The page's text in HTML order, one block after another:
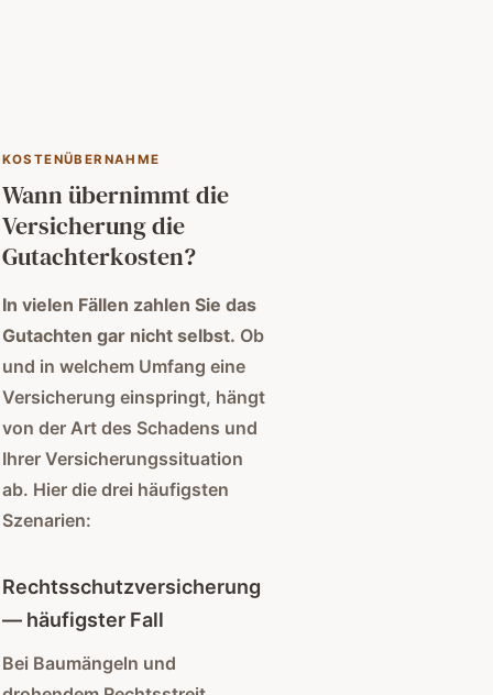
KOSTENÜBERNAHME
Wann übernimmt die
Versicherung die
Gutachterkosten?
In vielen Fällen zahlen Sie das
Gutachten gar nicht selbst. Ob
und in welchem Umfang eine
Versicherung einspringt, hängt
von der Art des Schadens und
Ihrer Versicherungssituation
ab. Hier die drei häufigsten
Szenarien:
Rechtsschutzversicherung
— häufigster Fall
Bei Baumängeln und